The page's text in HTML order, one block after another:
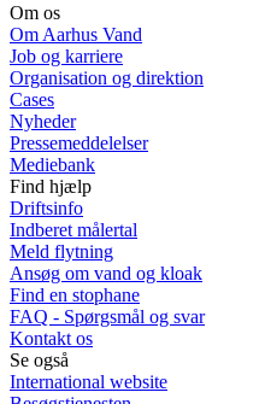
Om os
Om Aarhus Vand
Job og karriere
Organisation og direktion
Cases
Nyheder
Pressemeddelelser
Mediebank
Find hjælp
Driftsinfo
Indberet målertal
Meld flytning
Ansøg om vand og kloak
Find en stophane
FAQ - Spørgsmål og svar
Kontakt os
Se også
International website